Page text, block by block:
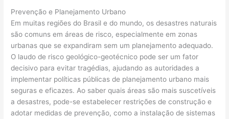
Prevenção e Planejamento Urbano
Em muitas regiões do Brasil e do mundo, os desastres naturais
são comuns em áreas de risco, especialmente em zonas
urbanas que se expandiram sem um planejamento adequado.
O laudo de risco geológico-geotécnico pode ser um fator
decisivo para evitar tragédias, ajudando as autoridades a
implementar políticas públicas de planejamento urbano mais
seguras e eficazes. Ao saber quais áreas são mais suscetíveis
a desastres, pode-se estabelecer restrições de construção e
adotar medidas de prevenção, como a instalação de sistemas